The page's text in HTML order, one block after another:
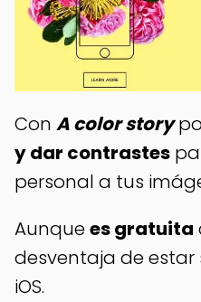
Con A color story
y dar contrastes
personal a tus
Aunquees gratuita
desventaja de
iOS.